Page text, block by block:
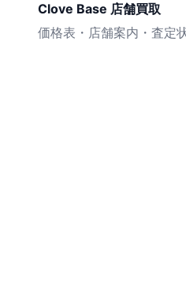
Clove Base 店舗買取
価格表・店舗案内・査定